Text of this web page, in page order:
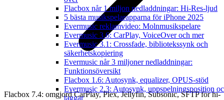
Flacbox når 1 miljon nedladdningar: Hi-Res-ljud
5 bästa musikspelarapparna för iPhone 2025
Evermusic reklamvideo: Molnmusikspelare
Evermusic 3.6: CarPlay, VoiceOver och mer
Evermusic 3.1: Crossfade, bibliotekssynk och
säkerhetskopiering
Evermusic når 3 miljoner nedladdningar:
Funktionsöversikt
Flacbox 1.6: Autosynk, equalizer, OPUS-stöd
Evermusic 2.3: Autosynk, uppspelningsposition
taggar
Flacbox 7.4: omgjord CarPlay, Plex, Jellyfin, Subsonic, SFTP för hi-